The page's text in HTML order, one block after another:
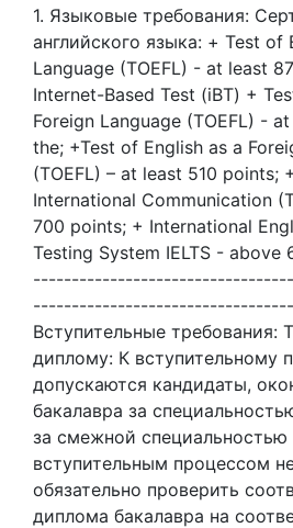
1. Языковые требования:
английского языка: + Test of
Language (TOEFL) - at least
Internet-Based Test (iBT) +
Foreign Language (TOEFL) -
the; +Test of English as a
(TOEFL) – at least 510 points;
International Communication
700 points; + International
Testing System IELTS -
Вступительные требования:
диплому: К вступительному
допускаются кандидаты,
бакалавра за
за смежной специальностью
вступительным процессом
обязательно проверить
диплома бакалавра на